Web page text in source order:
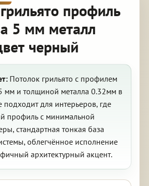
профиль
5 мм металл
черный
Потолок грильято с профилем
мм и толщиной металла 0.32мм в
подходит для интерьеров, где
профиль с минимальной
стандартная тонкая база
облегчённое исполнение
архитектурный акцент.